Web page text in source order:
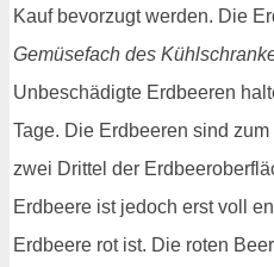
Kauf bevorzugt werden. Die
Gemüsefach des
Unbeschädigte Erdbeeren
Tage. Die Erdbeeren sind
zwei Drittel der
Erdbeere ist jedoch erst voll
Erdbeere rot ist. Die roten